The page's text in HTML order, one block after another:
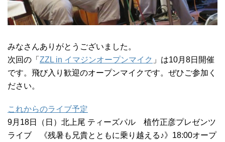
みなさんありがとうございました。
次回の「 ZZL in イマジンオープンマイク 」は10月8日開催
です。飛び入り歓迎のオープンマイクです。ぜひご参加く
ださい。
これからのライブ予定
9月18日（日）北上尾 ティーズパル 植竹正彦プレゼンツ
ライブ 《残暑も兄貴とともに乗り越える♪》18:00オープ